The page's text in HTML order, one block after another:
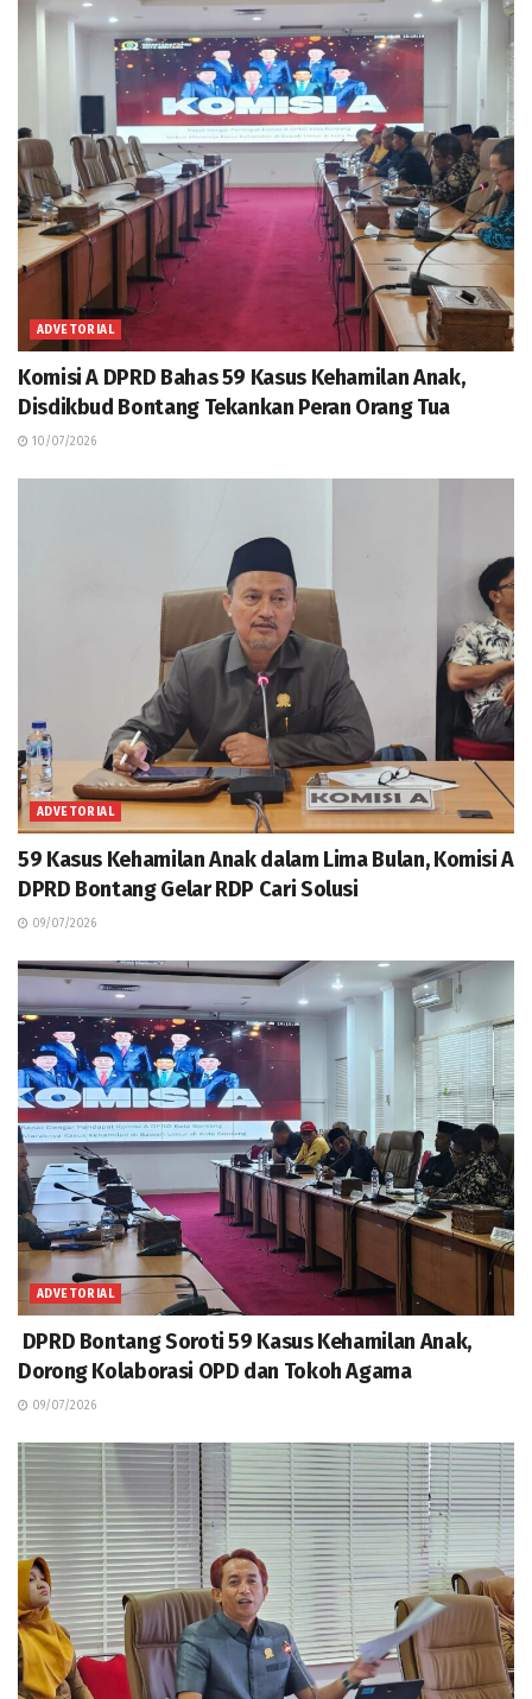
ADVETORIAL
Komisi A DPRD Bahas 59 Kasus Kehamilan Anak,
Disdikbud Bontang Tekankan Peran Orang Tua
10/07/2026
ADVETORIAL
59 Kasus Kehamilan Anak dalam Lima Bulan, Komisi A
DPRD Bontang Gelar RDP Cari Solusi
09/07/2026
ADVETORIAL
DPRD Bontang Soroti 59 Kasus Kehamilan Anak,
Dorong Kolaborasi OPD dan Tokoh Agama
09/07/2026